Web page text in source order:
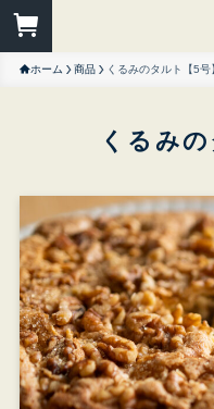
ホーム 商品 くるみのタルト【5号
くるみの